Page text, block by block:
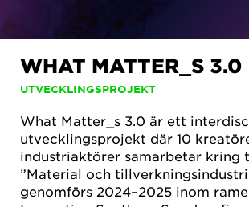
WHAT MATTER_S 3.0
UTVECKLINGSPROJEKT
What Matter_s 3.0 är ett
utvecklingsprojekt där 10
industriaktörer samarbetar kring
”Material och
genomförs 2024–2025 inom